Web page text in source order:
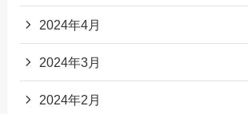
2024年4月
2024年3月
2024年2月